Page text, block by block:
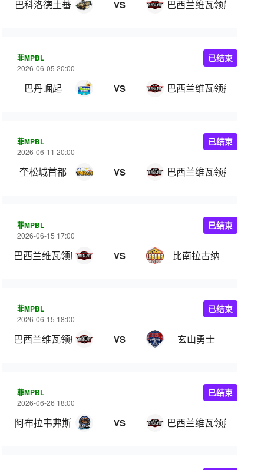
巴科洛德土蕃 VS 巴西兰维瓦领航
菲MPBL
2026-06-05 20:00
巴丹崛起 VS 巴西兰维瓦领航
已结束
菲MPBL
2026-06-11 20:00
奎松城首都 VS 巴西兰维瓦领航
已结束
菲MPBL
2026-06-15 17:00
巴西兰维瓦领航 VS 比南拉古纳
已结束
菲MPBL
2026-06-15 18:00
巴西兰维瓦领航 VS 玄山勇士
已结束
菲MPBL
2026-06-26 18:00
阿布拉韦弗斯 VS 巴西兰维瓦领航
已结束